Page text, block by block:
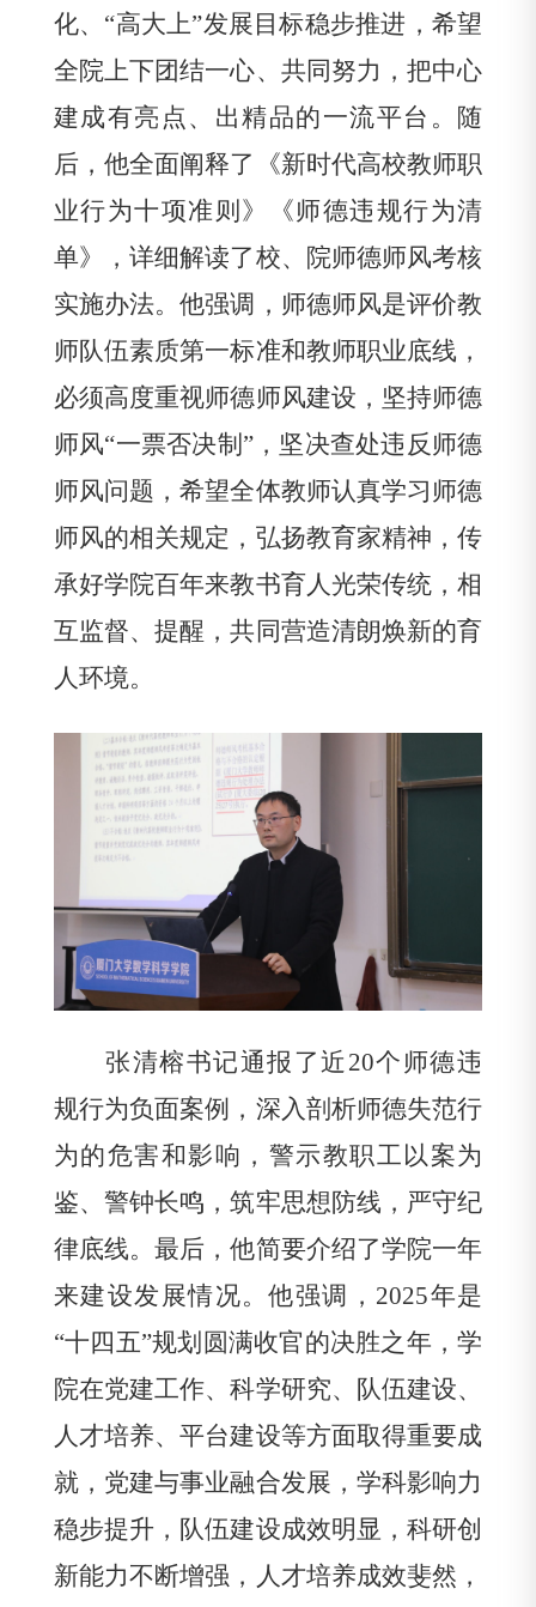
化、“高大上”发展目标稳步推进，希望
全院上下团结一心、共同努力，把中心
建成有亮点、出精品的一流平台。随
后，他全面阐释了《新时代高校教师职
业行为十项准则》《师德违规行为清
单》，详细解读了校、院师德师风考核
实施办法。他强调，师德师风是评价教
师队伍素质第一标准和教师职业底线，
必须高度重视师德师风建设，坚持师德
师风“一票否决制”，坚决查处违反师德
师风问题，希望全体教师认真学习师德
师风的相关规定，弘扬教育家精神，传
承好学院百年来教书育人光荣传统，相
互监督、提醒，共同营造清朗焕新的育
人环境。
张清榕书记通报了近20个师德违
规行为负面案例，深入剖析师德失范行
为的危害和影响，警示教职工以案为
鉴、警钟长鸣，筑牢思想防线，严守纪
律底线。最后，他简要介绍了学院一年
来建设发展情况。他强调， 2025年是
“十四五”规划圆满收官的决胜之年，学
院在党建工作、科学研究、队伍建设、
人才培养、平台建设等方面取得重要成
就，党建与事业融合发展，学科影响力
稳步提升，队伍建设成效明显，科研创
新能力不断增强，人才培养成效斐然，